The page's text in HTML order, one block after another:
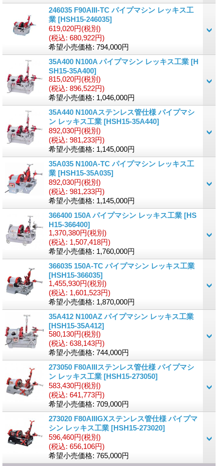
246035 F90AIII-TC パイプマシン レッキス工
業 [HSH15-246035]
619,020円(税別)
(税込: 680,922円)
希望小売価格: 794,000円
35A400 N100A パイプマシン レッキス工業 [H
SH15-35A400]
815,020円(税別)
(税込: 896,522円)
希望小売価格: 1,046,000円
35A440 N100Aステンレス管仕様 パイプマシ
ン レッキス工業 [HSH15-35A440]
892,030円(税別)
(税込: 981,233円)
希望小売価格: 1,145,000円
35A035 N100A-TC パイプマシン レッキス工
業 [HSH15-35A035]
892,030円(税別)
(税込: 981,233円)
希望小売価格: 1,145,000円
366400 150A パイプマシン レッキス工業 [HS
H15-366400]
1,370,380円(税別)
(税込: 1,507,418円)
希望小売価格: 1,760,000円
366035 150A-TC パイプマシン レッキス工業
[HSH15-366035]
1,455,930円(税別)
(税込: 1,601,523円)
希望小売価格: 1,870,000円
35A412 N100AZ パイプマシン レッキス工業
[HSH15-35A412]
580,130円(税別)
(税込: 638,143円)
希望小売価格: 744,000円
273050 F80AIIIステンレス管仕様 パイプマシ
ン レッキス工業 [HSH15-273050]
583,430円(税別)
(税込: 641,773円)
希望小売価格: 709,000円
273020 F80AIIIGXステンレス管仕様 パイプマ
シン レッキス工業 [HSH15-273020]
596,460円(税別)
(税込: 656,106円)
希望小売価格: 765,000円